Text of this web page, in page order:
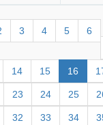
3 4 5
6
14 15 16
23 24 25
32 33 34